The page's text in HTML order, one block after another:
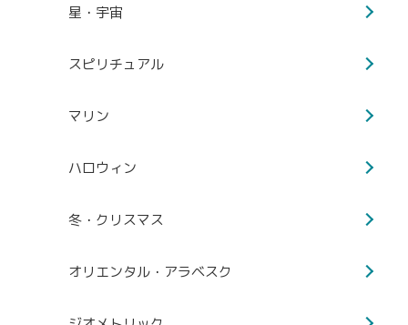
星・宇宙
スピリチュアル
マリン
ハロウィン
冬・クリスマス
オリエンタル・アラベスク